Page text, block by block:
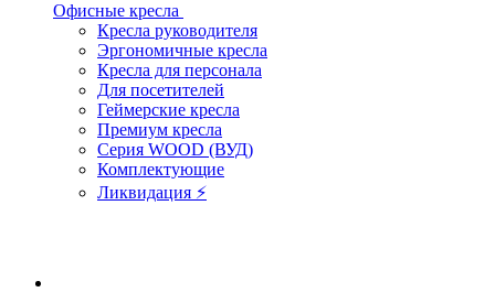
Офисные кресла
Кресла руководителя
Эргономичные кресла
Кресла для персонала
Для посетителей
Геймерские кресла
Премиум кресла
Серия WOOD (ВУД)
Комплектующие
Ликвидация ⚡